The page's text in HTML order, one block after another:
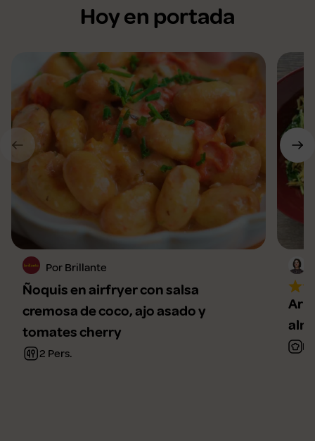
Hoy en portada
Por Brillante
Ñoquis en airfryer con salsa
cremosa de coco, ajo asado y
tomates cherry
2 Pers.